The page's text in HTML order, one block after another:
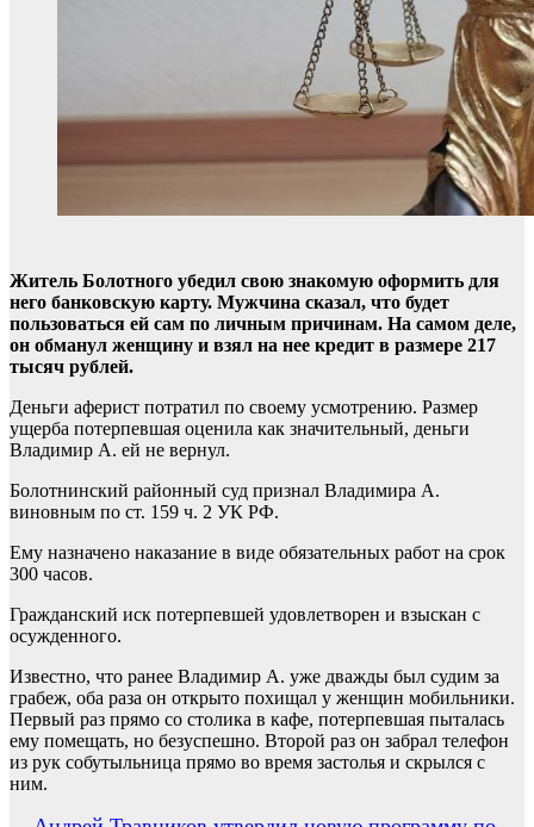
Житель Болотного убедил свою знакомую оформить для
него банковскую карту. Мужчина сказал, что будет
пользоваться ей сам по личным причинам. На самом деле,
он обманул женщину и взял на нее кредит в размере 217
тысяч рублей.
Деньги аферист потратил по своему усмотрению. Размер
ущерба потерпевшая оценила как значительный, деньги
Владимир А. ей не вернул.
Болотнинский районный суд признал Владимира А.
виновным по ст. 159 ч. 2 УК РФ.
Ему назначено наказание в виде обязательных работ на срок
300 часов.
Гражданский иск потерпевшей удовлетворен и взыскан с
осужденного.
Известно, что ранее Владимир А. уже дважды был судим за
грабеж, оба раза он открыто похищал у женщин мобильники.
Первый раз прямо со столика в кафе, потерпевшая пыталась
ему помещать, но безуспешно. Второй раз он забрал телефон
из рук собутыльница прямо во время застолья и скрылся с
ним.